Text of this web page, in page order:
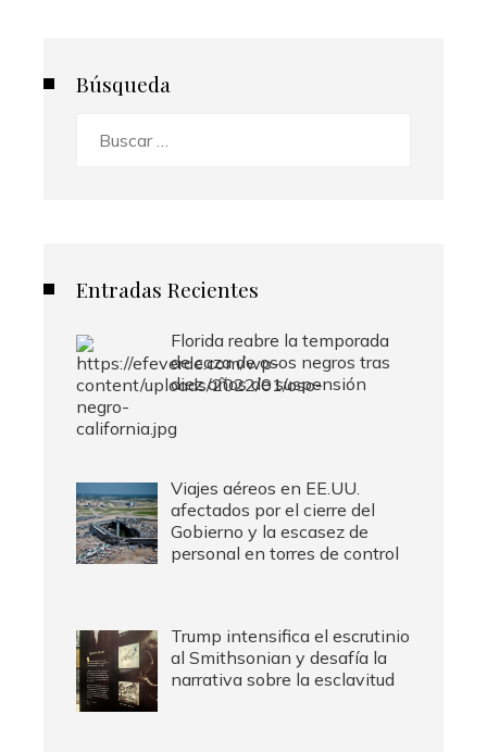
Búsqueda
Entradas Recientes
Florida reabre la temporada
de caza de osos negros tras
diez años de suspensión
Viajes aéreos en EE.UU.
afectados por el cierre del
Gobierno y la escasez de
personal en torres de control
Trump intensifica el escrutinio
al Smithsonian y desafía la
narrativa sobre la esclavitud